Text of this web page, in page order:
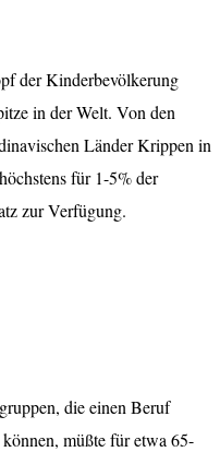
der Kinderbevölkerung
in der Welt. Von den
Länder Krippen in
für 1-5% der
zur Verfügung.
die einen Beruf
müßte für etwa 65-